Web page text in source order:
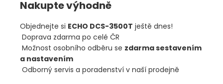
Nakupte výhodně
Objednejte si ECHO DCS-3500T ještě dnes!
Doprava zdarma po celé ČR
Možnost osobního odběru se zdarma sestavením
a nastavením
Odborný servis a poradenství v naší prodejně